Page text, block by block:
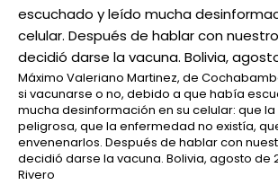
Máximo Valeriano Martinez, de
si vacunarse o no, debido a que había
mucha desinformación en su celular: que
peligrosa, que la enfermedad no existía,
envenenarlos. Después de hablar con
decidió darse la vacuna. Bolivia, agosto de
Rivero